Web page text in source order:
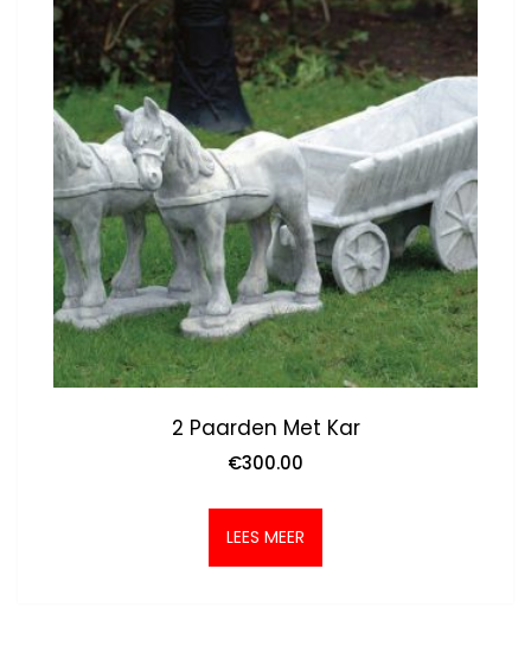
2 Paarden Met Kar
€300.00
LEES MEER